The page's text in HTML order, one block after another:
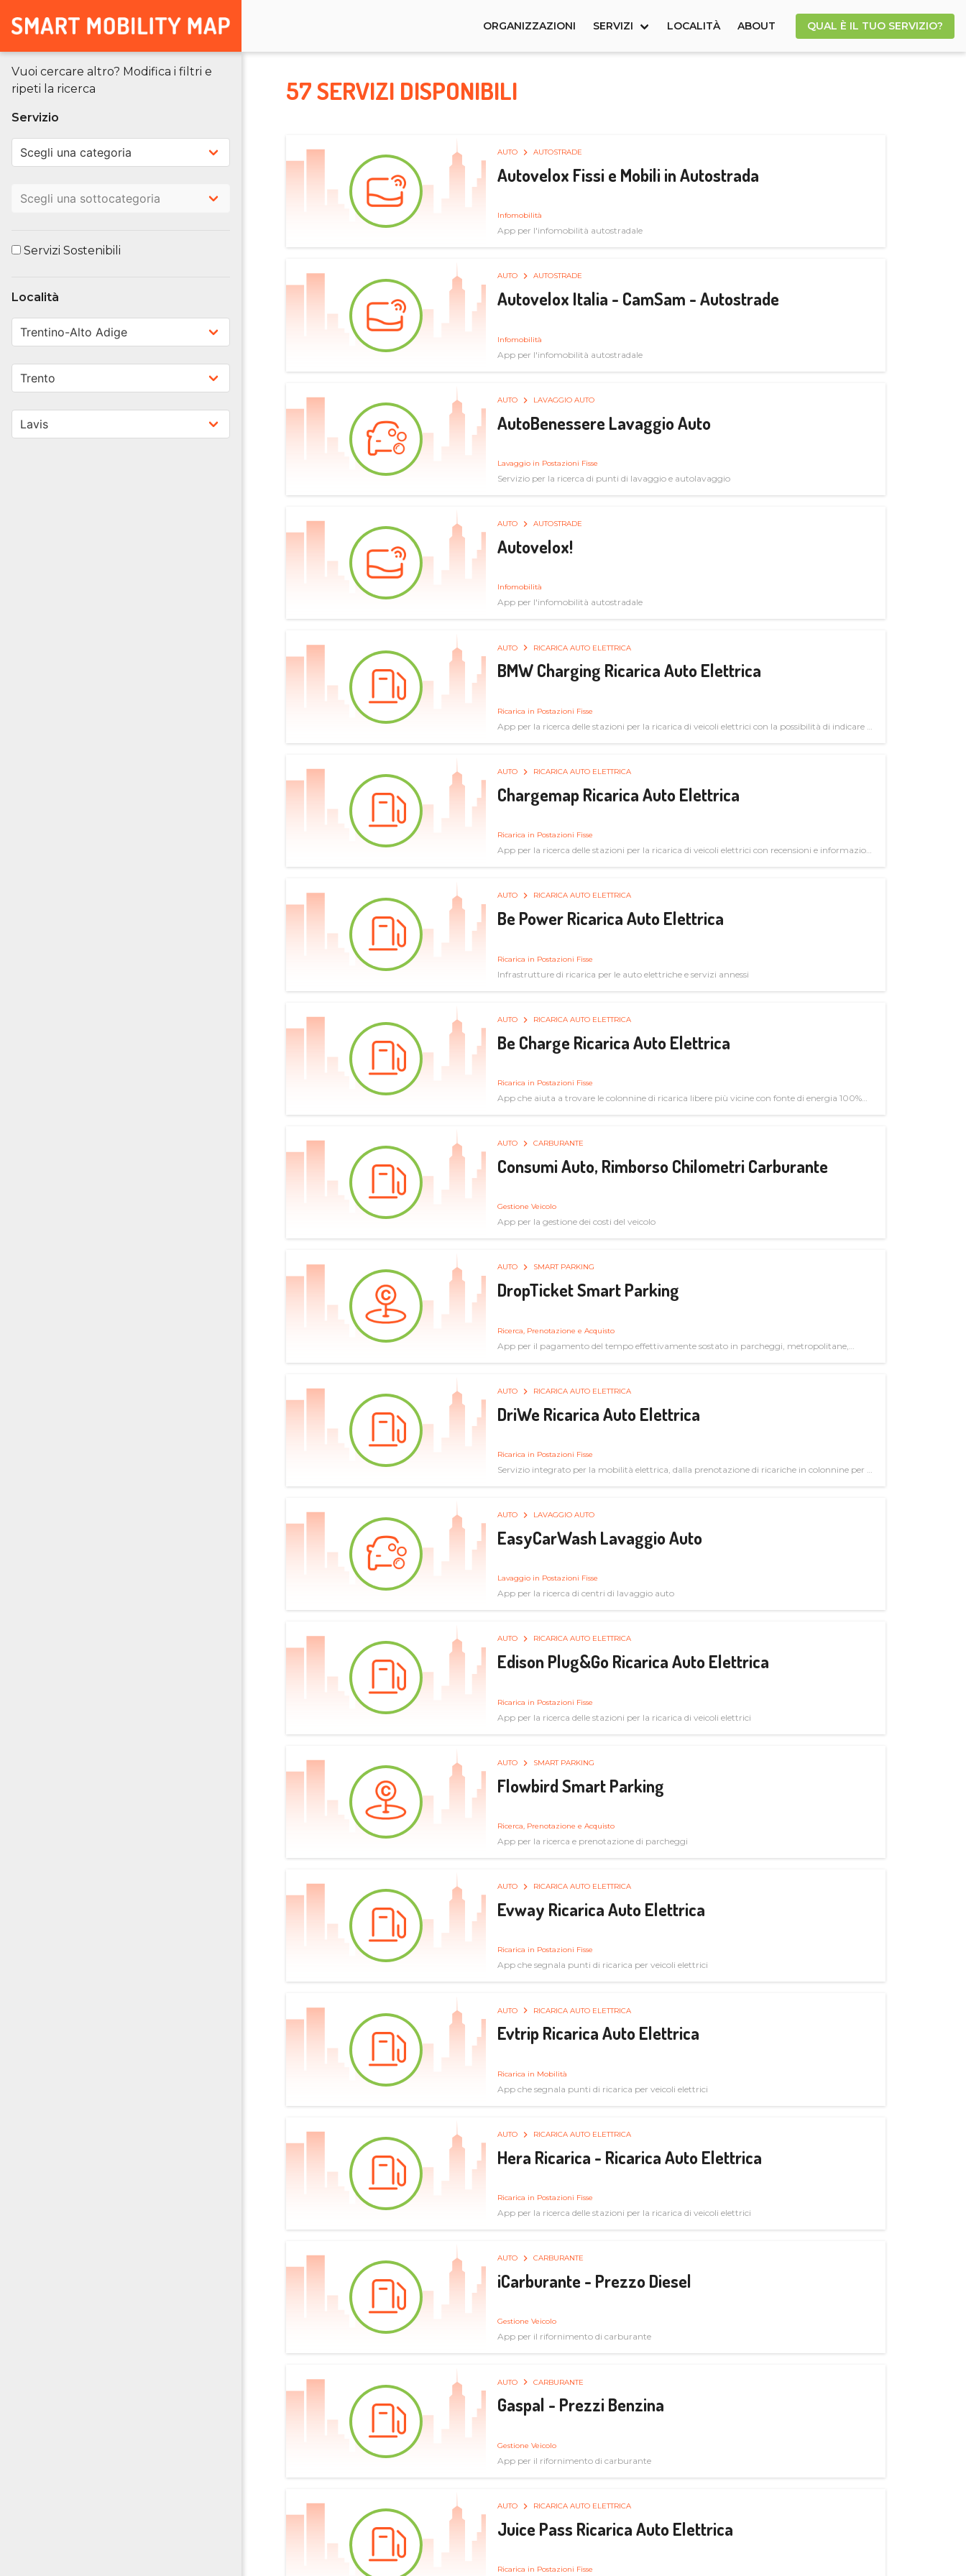
ORGANIZZAZIONI SERVIZI LOCALITÀ ABOUT QUAL È IL TUO SERVIZIO?
Vuoi cercare altro? Modifica i filtri e
ripeti la ricerca
Servizio
Servizi Sostenibili
Località
57 SERVIZI DISPONIBILI
AUTO AUTOSTRADE
Autovelox Fissi e Mobili in Autostrada
Infomobilità
App per l'infomobilità autostradale
AUTO AUTOSTRADE
Autovelox Italia - CamSam - Autostrade
Infomobilità
App per l'infomobilità autostradale
AUTO LAVAGGIO AUTO
AutoBenessere Lavaggio Auto
Lavaggio in Postazioni Fisse
Servizio per la ricerca di punti di lavaggio e autolavaggio
AUTO AUTOSTRADE
Autovelox!
Infomobilità
App per l'infomobilità autostradale
AUTO RICARICA AUTO ELETTRICA
BMW Charging Ricarica Auto Elettrica
Ricarica in Postazioni Fisse
App per la ricerca delle stazioni per la ricarica di veicoli elettrici con la possibilità di indicare le
AUTO RICARICA AUTO ELETTRICA
Chargemap Ricarica Auto Elettrica
Ricarica in Postazioni Fisse
App per la ricerca delle stazioni per la ricarica di veicoli elettrici con recensioni e informazioni
AUTO RICARICA AUTO ELETTRICA
Be Power Ricarica Auto Elettrica
Ricarica in Postazioni Fisse
Infrastrutture di ricarica per le auto elettriche e servizi annessi
AUTO RICARICA AUTO ELETTRICA
Be Charge Ricarica Auto Elettrica
Ricarica in Postazioni Fisse
App che aiuta a trovare le colonnine di ricarica libere più vicine con fonte di energia 100%
AUTO CARBURANTE
Consumi Auto, Rimborso Chilometri Carburante
Gestione Veicolo
App per la gestione dei costi del veicolo
AUTO SMART PARKING
DropTicket Smart Parking
Ricerca, Prenotazione e Acquisto
App per il pagamento del tempo effettivamente sostato in parcheggi, metropolitane,
AUTO RICARICA AUTO ELETTRICA
DriWe Ricarica Auto Elettrica
Ricarica in Postazioni Fisse
Servizio integrato per la mobilità elettrica, dalla prenotazione di ricariche in colonnine per il
AUTO LAVAGGIO AUTO
EasyCarWash Lavaggio Auto
Lavaggio in Postazioni Fisse
App per la ricerca di centri di lavaggio auto
AUTO RICARICA AUTO ELETTRICA
Edison Plug&Go Ricarica Auto Elettrica
Ricarica in Postazioni Fisse
App per la ricerca delle stazioni per la ricarica di veicoli elettrici
AUTO SMART PARKING
Flowbird Smart Parking
Ricerca, Prenotazione e Acquisto
App per la ricerca e prenotazione di parcheggi
AUTO RICARICA AUTO ELETTRICA
Evway Ricarica Auto Elettrica
Ricarica in Postazioni Fisse
App che segnala punti di ricarica per veicoli elettrici
AUTO RICARICA AUTO ELETTRICA
Evtrip Ricarica Auto Elettrica
Ricarica in Mobilità
App che segnala punti di ricarica per veicoli elettrici
AUTO RICARICA AUTO ELETTRICA
Hera Ricarica - Ricarica Auto Elettrica
Ricarica in Postazioni Fisse
App per la ricerca delle stazioni per la ricarica di veicoli elettrici
AUTO CARBURANTE
iCarburante - Prezzo Diesel
Gestione Veicolo
App per il rifornimento di carburante
AUTO CARBURANTE
Gaspal - Prezzi Benzina
Gestione Veicolo
App per il rifornimento di carburante
AUTO RICARICA AUTO ELETTRICA
Juice Pass Ricarica Auto Elettrica
Ricarica in Postazioni Fisse